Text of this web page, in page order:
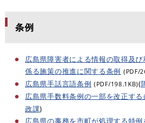
条例
広島県障害者による情報の取得及
係る施策の推進に関する条例 (PDF/
広島県手話言語条例 (PDF/198.1KB)(
広島県手数料条例の一部を改正する
政課)
広島県の事務を市町が処理する特